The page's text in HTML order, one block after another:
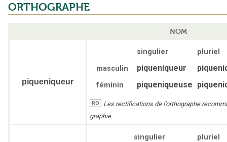
ORTHOGRAPHE
NOM
piqueniqueur
singulier
pluriel
masculin
piqueniqueur
féminin piqueniqueuse
RO
Les rectifications de l’orthographe
graphie.
singulier
pluriel